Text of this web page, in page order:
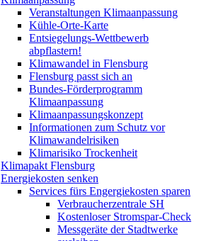
Veranstaltungen Klimaanpassung
Kühle-Orte-Karte
Entsiegelungs-Wettbewerb
abpflastern!
Klimawandel in Flensburg
Flensburg passt sich an
Bundes-Förderprogramm
Klimaanpassung
Klimaanpassungskonzept
Informationen zum Schutz vor
Klimawandelrisiken
Klimarisiko Trockenheit
Klimapakt Flensburg
Energiekosten senken
Services fürs Engergiekosten sparen
Verbraucherzentrale SH
Kostenloser Stromspar-Check
Messgeräte der Stadtwerke